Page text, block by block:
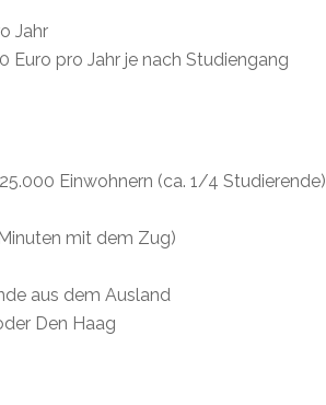
Jahr
Euro pro Jahr je nach Studiengang
Einwohnern (ca. 1/4 Studierende)
mit dem Zug)
aus dem Ausland
Den Haag